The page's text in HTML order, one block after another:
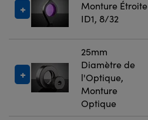
Monture Étroite
ID1, 8/32
25mm
Diamètre de
l'Optique,
Monture
Optique